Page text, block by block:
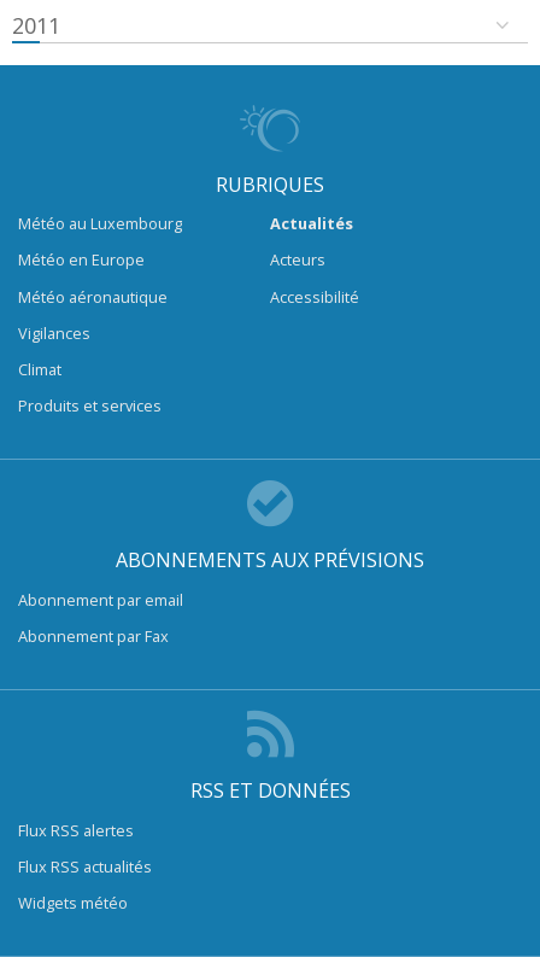
2011
RUBRIQUES
Météo au Luxembourg
Météo en Europe
Météo aéronautique
Vigilances
Climat
Produits et services
Actualités
Acteurs
Accessibilité
ABONNEMENTS AUX PRÉVISIONS
Abonnement par email
Abonnement par Fax
RSS ET DONNÉES
Flux RSS alertes
Flux RSS actualités
Widgets météo